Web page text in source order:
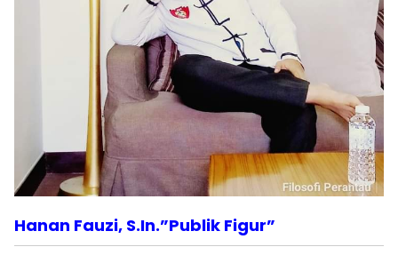
Hanan Fauzi, S.In.”Publik Figur”